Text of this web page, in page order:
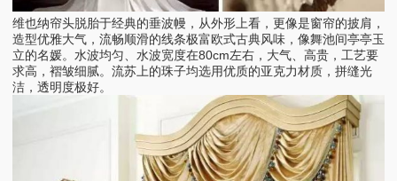
维也纳帘头脱胎于经典的垂波幔，从外形上看，更像是窗帘的披肩，
造型优雅大气，流畅顺滑的线条极富欧式古典风味，像舞池间亭亭玉
立的名媛。水波均匀、水波宽度在80cm左右，大气、高贵，工艺要
求高，褶皱细腻。流苏上的珠子均选用优质的亚克力材质，拼缝光
洁，透明度极好。